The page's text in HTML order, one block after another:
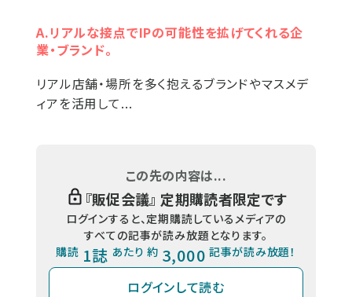
A.リアルな接点でIPの可能性を拡げてくれる企
業・ブランド。
リアル店舗・場所を多く抱えるブランドやマスメデ
ィアを活用して...
この先の内容は...
『販促会議』 定期購読者限定です
ログインすると、定期購読しているメディアの
すべての記事が読み放題となります。
購読 1誌 あたり 約 3,000 記事が読み放題！
ログインして読む